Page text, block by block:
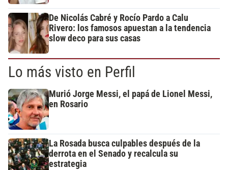
De Nicolás Cabré y Rocío Pardo a Calu
Rivero: los famosos apuestan a la tendencia
slow deco para sus casas
Lo más visto en Perfil
Murió Jorge Messi, el papá de Lionel Messi,
en Rosario
La Rosada busca culpables después de la
derrota en el Senado y recalcula su
estrategia